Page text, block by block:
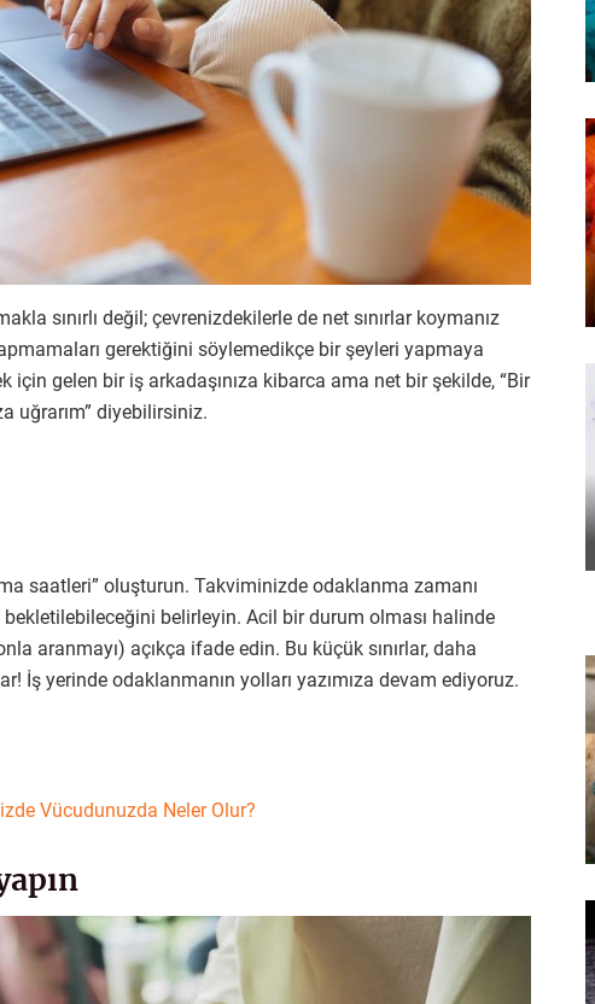
sınırlı değil; çevrenizdekilerle de net sınırlar koymanız
gerektiğini söylemedikçe bir şeyleri yapmaya
için gelen bir iş arkadaşınıza kibarca ama net bir şekilde, “Bir
uğrarım” diyebilirsiniz.
saatleri” oluşturun. Takviminizde odaklanma zamanı
belirleyin. Acil bir durum olması halinde
aranmayı) açıkça ifade edin. Bu küçük sınırlar, daha
İş yerinde odaklanmanın yolları yazımıza devam ediyoruz.
Vücudunuzda Neler Olur?